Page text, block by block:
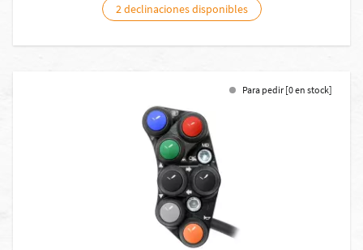
2 declinaciones disponibles
Para pedir [0 en stock]